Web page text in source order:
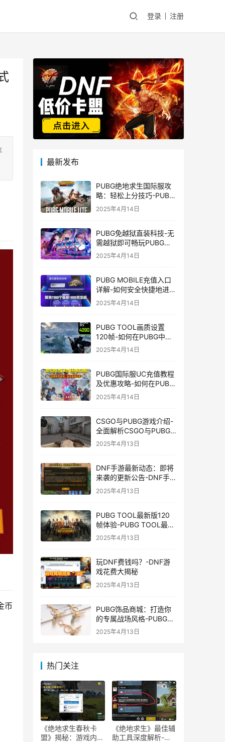
登录 注册
币
最新发布
PUBG绝地求生国际服攻
略：轻松上分技巧-PUBG
绝地求生国际服新手入门
2025年4月14日
PUBG免越狱直装科技-无
需越狱即可畅玩PUBG的
安装技巧
2025年4月14日
PUBG MOBILE充值入口
详解-如何安全快捷地进行
PUBG MOBILE充值
2025年4月14日
PUBG TOOL画质设置
120帧-如何在PUBG中使
用PUBG TOOL实现120
2025年4月14日
PUBG国际服UC充值教程
及优惠攻略-如何在PUBG
国际服中进行高效且安全
的UC充值
2025年4月14日
CSGO与PUBG游戏介绍-
全面解析CSGO与PUBG
这两款热门射击游戏
2025年4月13日
DNF手游最新动态：即将
来袭的更新公告-DNF手
游最新消息与更新时间表
2025年4月13日
PUBG TOOL最新版120
帧体验-PUBG TOOL最新
版120帧游戏体验优化
2025年4月13日
玩DNF费钱吗？-DNF游
戏花费大揭秘
2025年4月13日
PUBG饰品商城：打造你
的专属战场风格-PUBG游
戏内饰品购买指南
2025年4月13日
热门关注
《绝地求生春秋卡
盟》揭秘：游戏内外
《绝地求生》最佳辅
助工具深度解析-